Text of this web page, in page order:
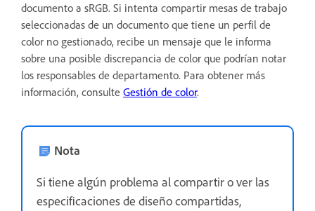
documento a sRGB. Si intenta compartir mesas de trabajo
seleccionadas de un documento que tiene un perfil de
color no gestionado, recibe un mensaje que le informa
sobre una posible discrepancia de color que podrían notar
los responsables de departamento. Para obtener más
información, consulte Gestión de color.
Nota
Si tiene algún problema al compartir o ver las
especificaciones de diseño compartidas,